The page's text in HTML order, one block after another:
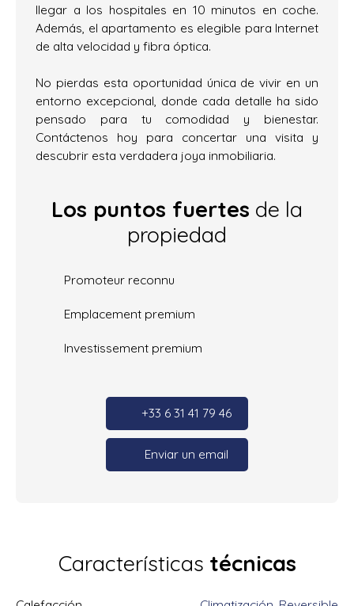
llegar a los hospitales en 10 minutos en coche.
Además, el apartamento es elegible para Internet
de alta velocidad y fibra óptica.
No pierdas esta oportunidad única de vivir en un
entorno excepcional, donde cada detalle ha sido
pensado para tu comodidad y bienestar.
Contáctenos hoy para concertar una visita y
descubrir esta verdadera joya inmobiliaria.
Los puntos fuertes de la
propiedad
Promoteur reconnu
Emplacement premium
Investissement premium
+33 6 31 41 79 46
Enviar un email
Características técnicas